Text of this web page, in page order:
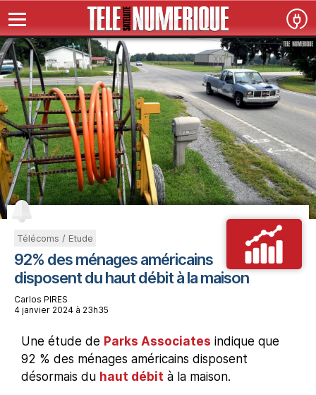
Télécoms / Etude
92% des ménages américains
disposent du haut débit à la maison
Carlos PIRES
4 janvier 2024 à 23h35
Une étude de Parks Associates indique que
92 % des ménages américains disposent
désormais du haut débit à la maison.